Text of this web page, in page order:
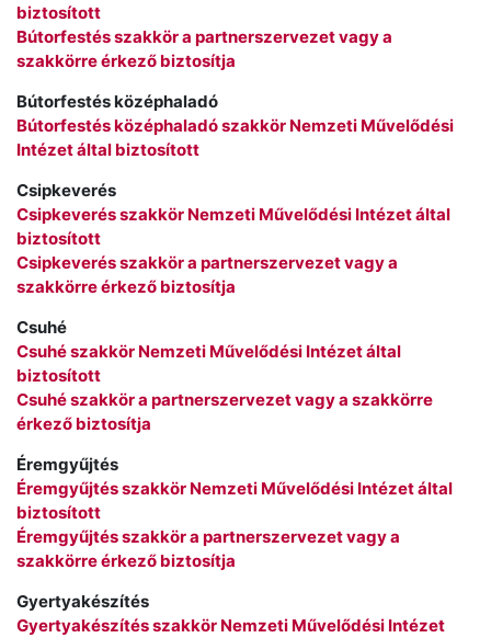
biztosított
Bútorfestés szakkör a partnerszervezet vagy a
szakkörre érkező biztosítja
Bútorfestés középhaladó
Bútorfestés középhaladó szakkör Nemzeti Művelődési
Intézet által biztosított
Csipkeverés
Csipkeverés szakkör Nemzeti Művelődési Intézet által
biztosított
Csipkeverés szakkör a partnerszervezet vagy a
szakkörre érkező biztosítja
Csuhé
Csuhé szakkör Nemzeti Művelődési Intézet által
biztosított
Csuhé szakkör a partnerszervezet vagy a szakkörre
érkező biztosítja
Éremgyűjtés
Éremgyűjtés szakkör Nemzeti Művelődési Intézet által
biztosított
Éremgyűjtés szakkör a partnerszervezet vagy a
szakkörre érkező biztosítja
Gyertyakészítés
Gyertyakészítés szakkör Nemzeti Művelődési Intézet